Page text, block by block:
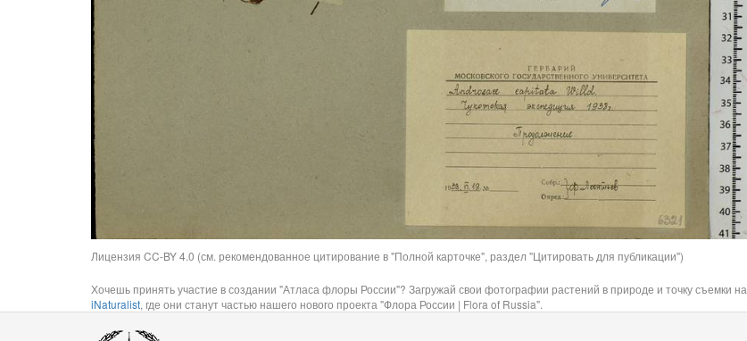
Лицензия CC-BY 4.0 (см. рекомендованное цитирование в "Полной карточке", раздел "Цитировать для публикации")
Хочешь принять участие в создании "Атласа флоры России"? Загружай свои фотографии растений в природе и точку съемки на
iNaturalist, где они станут частью нашего нового проекта "Флора России | Flora of Russia".